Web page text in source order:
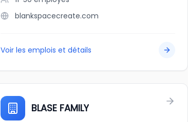
blankspacecreate.com
Voir les emplois et détails
BLASE FAMILY